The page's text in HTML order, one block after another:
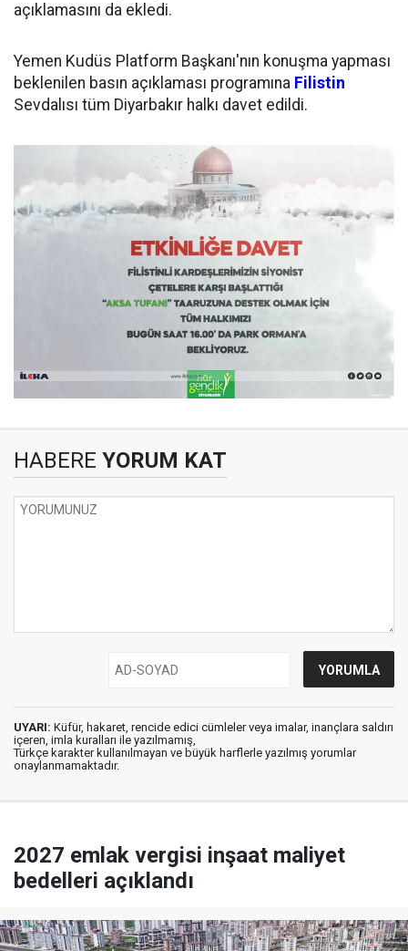
açıklamasını da ekledi.
Yemen Kudüs Platform Başkanı'nın konuşma yapması
beklenilen basın açıklaması programına Filistin
Sevdalısı tüm Diyarbakır halkı davet edildi.
HABERE YORUM KAT
UYARI: Küfür, hakaret, rencide edici cümleler veya imalar, inançlara saldırı
içeren, imla kuralları ile yazılmamış,
Türkçe karakter kullanılmayan ve büyük harflerle yazılmış yorumlar
onaylanmamaktadır.
2027 emlak vergisi inşaat maliyet
bedelleri açıklandı